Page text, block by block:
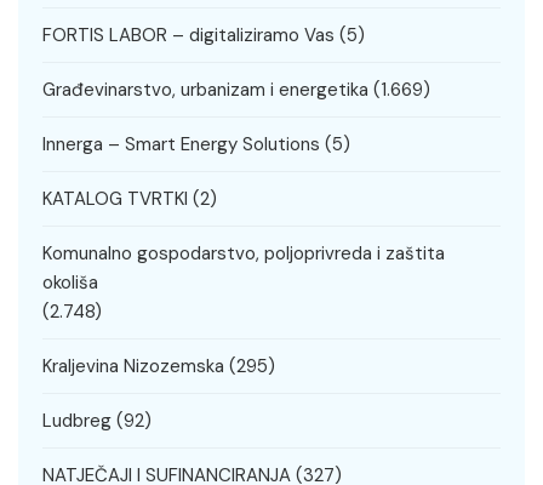
FORTIS LABOR – digitaliziramo Vas (5)
Građevinarstvo, urbanizam i energetika (1.669)
Innerga – Smart Energy Solutions (5)
KATALOG TVRTKI (2)
Komunalno gospodarstvo, poljoprivreda i zaštita
okoliša
(2.748)
Kraljevina Nizozemska (295)
Ludbreg (92)
NATJEČAJI I SUFINANCIRANJA (327)